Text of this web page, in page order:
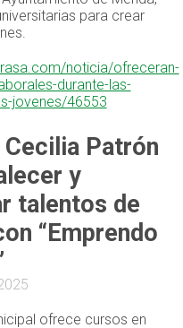
para crear
noticia/ofreceran-
durante-las-
jovenes/46553
Patrón
y
talentos de
“Emprendo
ofrece cursos en